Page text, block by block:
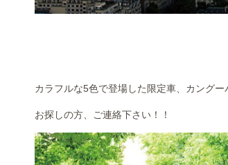
カラフルな5色で登場した限定車、カングー
お探しの方、ご連絡下さい！！